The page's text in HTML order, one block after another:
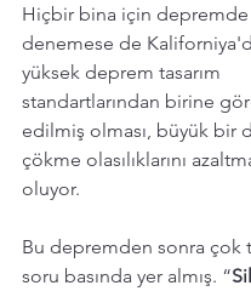
Hiçbir bina için depremde
denemese de
yüksek deprem tasarım
standartlarından birine
edilmiş olması, büyük bir
çökme olasılıklarını
oluyor.
Bu depremden sonra çok
soru basında yer almış. “